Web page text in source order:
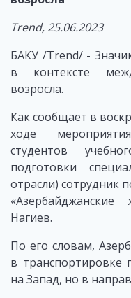
Trend, 25.06.2023
БАКУ /Trend/ -
в контексте
возросла.
Как сообщает в
ходе
студентов
подготовки
отрасли) сотрудник
Нагиев.
По его словам,
в транспортировке
на Запад, но в